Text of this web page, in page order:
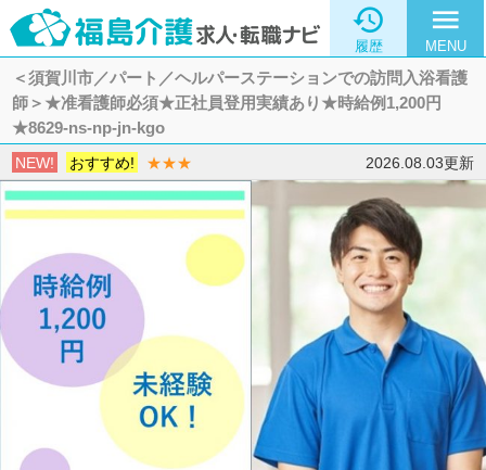

履歴
menu
MENU
＜須賀川市／パート／ヘルパーステーションでの訪問入浴看護
師＞★准看護師必須★正社員登用実績あり★時給例1,200円
★8629-ns-np-jn-kgo
NEW! おすすめ! ★★★ 2026.08.03更新